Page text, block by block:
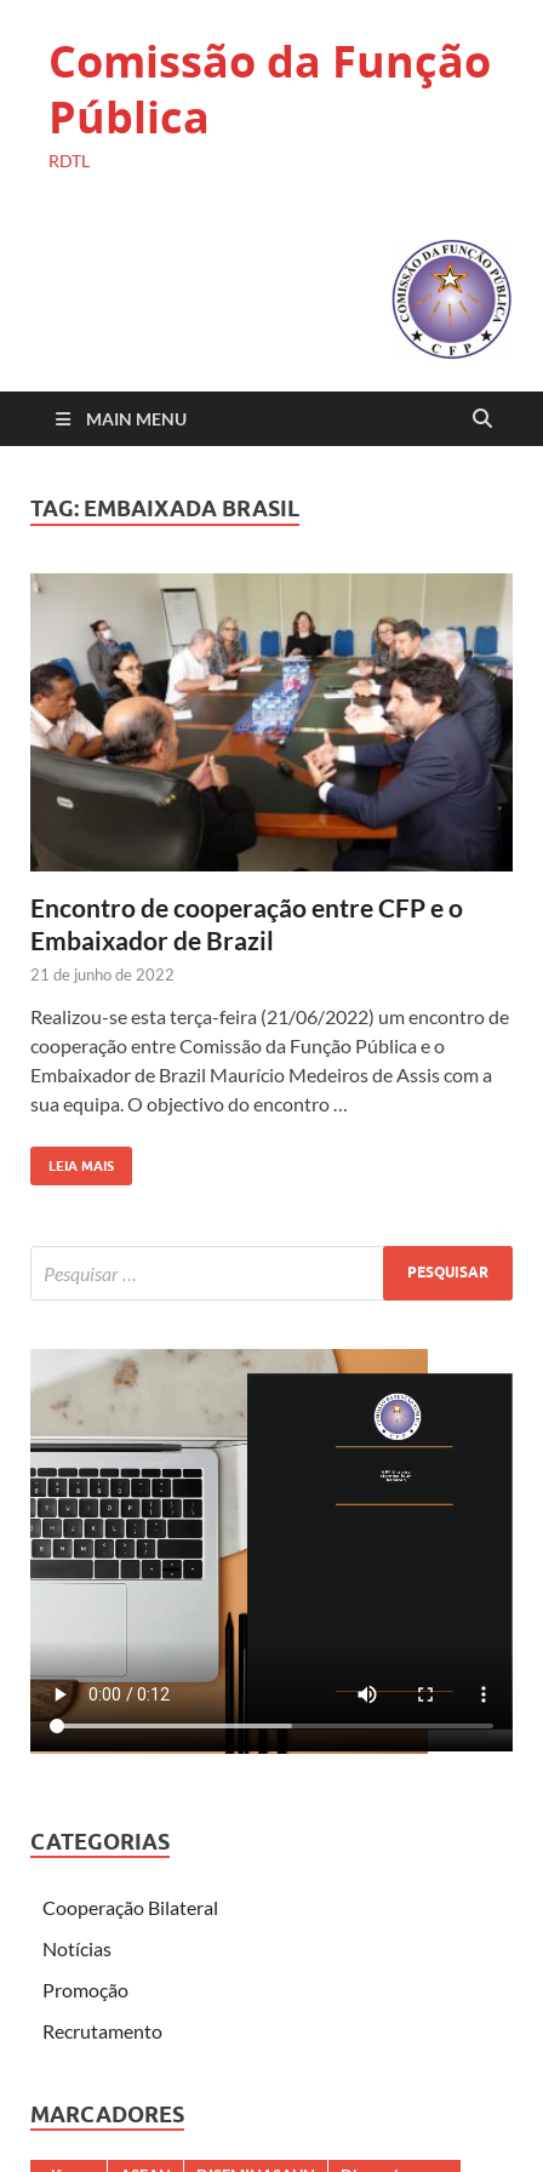
Comissão da Função
Pública
RDTL
MAIN MENU
TAG: EMBAIXADA BRASIL
Encontro de cooperação entre CFP e o
Embaixador de Brazil
21 de junho de 2022
Realizou-se esta terça-feira (21/06/2022) um encontro de
cooperação entre Comissão da Função Pública e o
Embaixador de Brazil Maurício Medeiros de Assis com a
sua equipa. O objectivo do encontro …
LEIA MAIS
CATEGORIAS
Cooperação Bilateral
Notícias
Promoção
Recrutamento
MARCADORES